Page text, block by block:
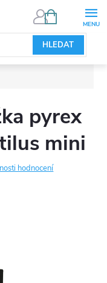
HLEDAT
NÁKUPNÍ
pyrex
mini
hodnocení